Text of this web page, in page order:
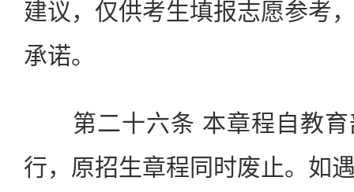
建议，仅供考生填报志愿参考
承诺。
第二十六条 本章程自教育
行，原招生章程同时废止。如